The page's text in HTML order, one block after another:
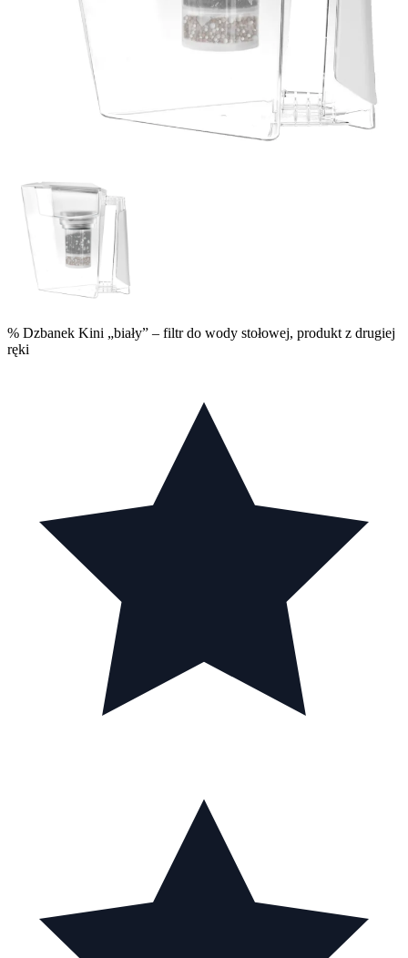
% Dzbanek Kini „biały” – filtr do wody stołowej, produkt z drugiej
ręki